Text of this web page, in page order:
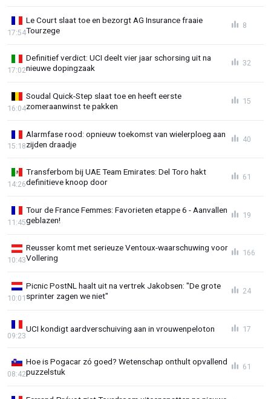
Le Court slaat toe en bezorgt AG Insurance fraaie
Tourzege
17:54
8
Definitief verdict: UCI deelt vier jaar schorsing uit na
nieuwe dopingzaak
17:02
32
Soudal Quick-Step slaat toe en heeft eerste
zomeraanwinst te pakken
16:04
15
Alarmfase rood: opnieuw toekomst van wielerploeg aan
zijden draadje
15:18
40
Transferbom bij UAE Team Emirates: Del Toro hakt
definitieve knoop door
14:26
61
Tour de France Femmes: Favorieten etappe 6 - Aanvallen
geblazen!
11:45
19
Reusser komt met serieuze Ventoux-waarschuwing voor
Vollering
10:43
166
Picnic PostNL haalt uit na vertrek Jakobsen: "De grote
sprinter zagen we niet"
10:01
24
UCI kondigt aardverschuiving aan in vrouwenpeloton
09:23
17
Hoe is Pogacar zó goed? Wetenschap onthult opvallend
puzzelstuk
08:42
61